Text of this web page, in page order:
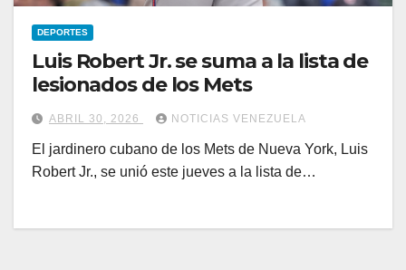
DEPORTES
Luis Robert Jr. se suma a la lista de
lesionados de los Mets
ABRIL 30, 2026 NOTICIAS VENEZUELA
El jardinero cubano de los Mets de Nueva York, Luis
Robert Jr., se unió este jueves a la lista de…